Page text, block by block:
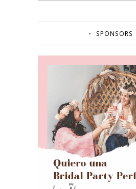
SPONSORS